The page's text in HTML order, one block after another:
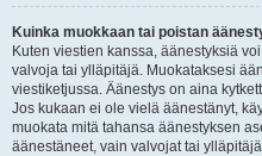
Kuinka muokkaan tai poistan
Kuten viestien kanssa, äänestyksiä
valvoja tai ylläpitäjä. Muokataksesi
viestiketjussa. Äänestys on aina
Jos kukaan ei ole vielä äänestänyt,
muokata mitä tahansa äänestyksen
äänestäneet, vain valvojat tai